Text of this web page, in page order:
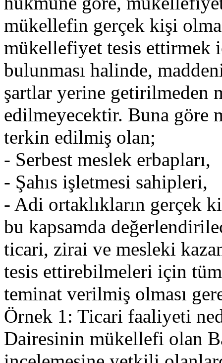
mükellefin gerçek kişi
mükellefiyet tesis ettirmek
bulunması halinde,
şartlar yerine getirilmeden
edilmeyecektir. Buna göre
terkin edilmiş olan;
- Serbest meslek erbapları,
- Şahıs işletmesi sahipleri,
- Adi ortaklıkların gerçek
bu kapsamda
ticari, zirai ve mesleki
tesis ettirebilmeleri için
teminat verilmiş olması
Örnek 1: Ticari faaliyeti
Dairesinin mükellefi olan